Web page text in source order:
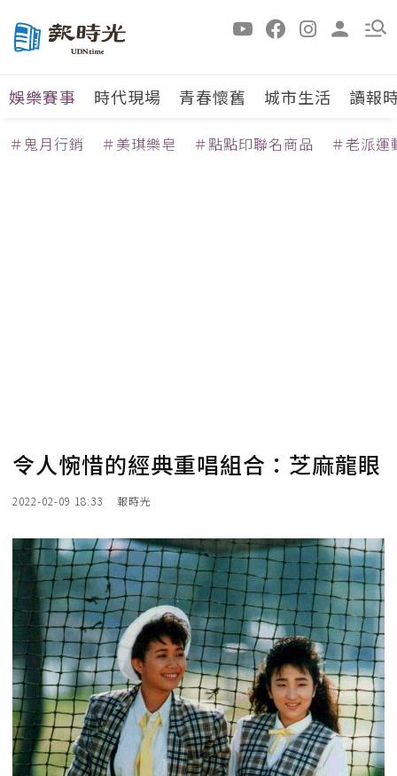
娛樂賽事 時代現場 青春懷舊 城市生活 讀報
＃鬼月行銷 ＃美琪樂皂 ＃點點印聯名商品 ＃老派運
令人惋惜的經典重唱組合：芝麻龍眼
2022-02-09 18:33 報時光